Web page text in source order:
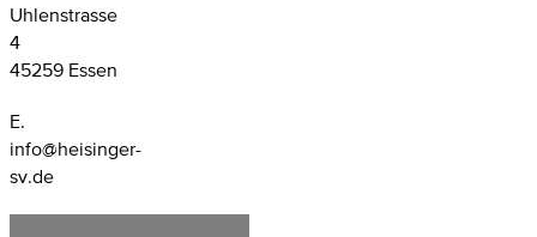
Uhlenstrasse
4
45259 Essen
E.
info@heisinger-
sv.de